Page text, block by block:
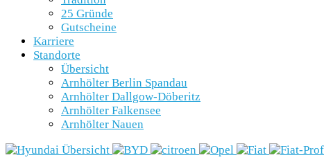
25 Gründe
Gutscheine
Karriere
Standorte
Übersicht
Arnhölter Berlin Spandau
Arnhölter Dallgow-Döberitz
Arnhölter Falkensee
Arnhölter Nauen